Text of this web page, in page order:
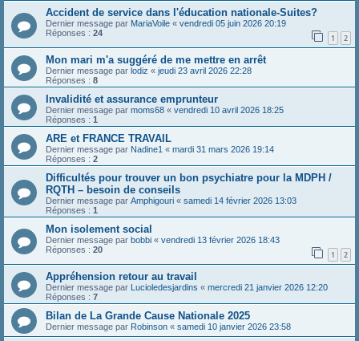
Accident de service dans l'éducation nationale-Suites?
Dernier message par MariaVoile « vendredi 05 juin 2026 20:19
Réponses : 24 1 2
Mon mari m'a suggéré de me mettre en arrêt
Dernier message par lodiz « jeudi 23 avril 2026 22:28
Réponses : 8
Invalidité et assurance emprunteur
Dernier message par moms68 « vendredi 10 avril 2026 18:25
Réponses : 1
ARE et FRANCE TRAVAIL
Dernier message par Nadine1 « mardi 31 mars 2026 19:14
Réponses : 2
Difficultés pour trouver un bon psychiatre pour la MDPH /
RQTH – besoin de conseils
Dernier message par Amphigouri « samedi 14 février 2026 13:03
Réponses : 1
Mon isolement social
Dernier message par bobbi « vendredi 13 février 2026 18:43
Réponses : 20 1 2
Appréhension retour au travail
Dernier message par Lucioledesjardins « mercredi 21 janvier 2026 12:20
Réponses : 7
Bilan de La Grande Cause Nationale 2025
Dernier message par Robinson « samedi 10 janvier 2026 23:58